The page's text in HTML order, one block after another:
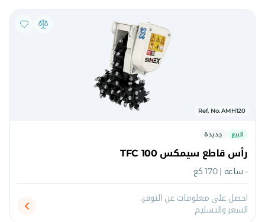
Ref. No. AMH120
للبيع
جديدة
رأس قاطع سيمكس TFC 100
- ساعة | 170 كغ
احصل على معلومات عن التوفر،
السعر والتسليم